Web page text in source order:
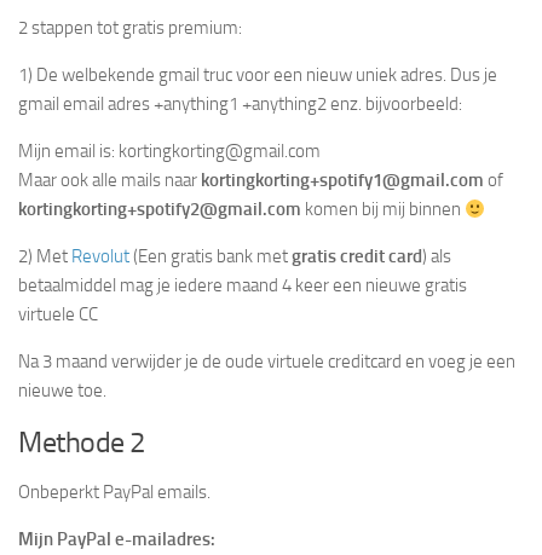
2 stappen tot gratis premium:
1) De welbekende gmail truc voor een nieuw uniek adres. Dus je
gmail email adres +anything1 +anything2 enz. bijvoorbeeld:
Mijn email is: kortingkorting@gmail.com
Maar ook alle mails naar kortingkorting+spotify1@gmail.com of
kortingkorting+spotify2@gmail.com komen bij mij binnen
2) Met Revolut(Een gratis bank metgratis credit card) als
betaalmiddel mag je iedere maand 4 keer een nieuwe gratis
virtuele CC
Na 3 maand verwijder je de oude virtuele creditcard en voeg je een
nieuwe toe.
Methode 2
Onbeperkt PayPal emails.
Mijn PayPal e-mailadres: